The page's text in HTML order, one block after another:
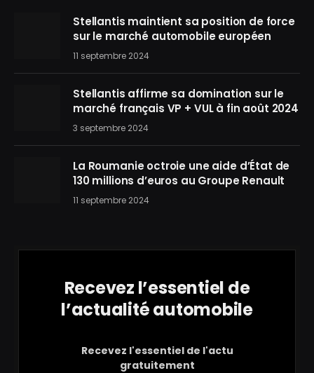
Stellantis maintient sa position de force
sur le marché automobile européen
11 septembre 2024
Stellantis affirme sa domination sur le
marché français VP + VUL à fin août 2024
3 septembre 2024
La Roumanie octroie une aide d’État de
130 millions d’euros au Groupe Renault
11 septembre 2024
Recevez l’essentiel de
l’actualité automobile
Recevez l'essentiel de l'actu
gratuitement